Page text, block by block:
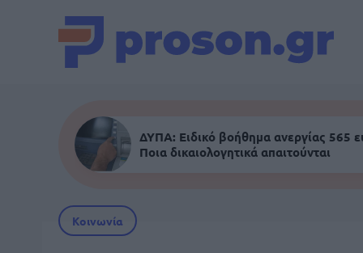
ΔΥΠΑ: Ειδικό βοήθημα ανεργίας 565
Ποια δικαιολογητικά απαιτούνται
Κοινωνία